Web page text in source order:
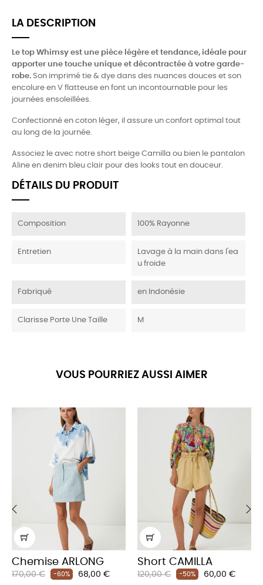
LA DESCRIPTION
Le top Whimsy est une pièce légère et tendance, idéale pour
apporter une touche unique et décontractée à votre garde-
robe. Son imprimé tie & dye dans des nuances douces et son
encolure en V flatteuse en font un incontournable pour les
journées ensoleillées.
Confectionné en coton léger, il assure un confort optimal tout
au long de la journée.
Associez le avec notre short beige Camilla ou bien le pantalon
Aline en denim bleu clair pour des looks tout en douceur.
DÉTAILS DU PRODUIT
Composition 100% Rayonne
Entretien
Lavage à la main dans l'ea
u froide
Fabriqué en Indonésie
Clarisse Porte Une Taille M
VOUS POURRIEZ AUSSI AIMER
Chemise ARLONG
Prix
170,00 € -60% Prix
68,00 €
Short CAMILLA
Prix
120,00 € -50% Prix
60,00 €
‹